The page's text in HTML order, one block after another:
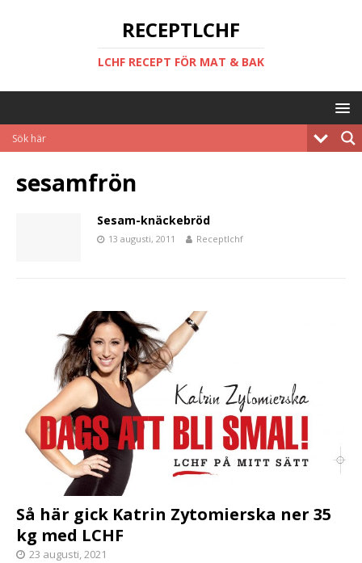
RECEPTLCHF
LCHF RECEPT FÖR MAT & BAK
sesamfrön
Sesam-knäckebröd
13 augusti, 2011 Receptlchf
Så här gick Katrin Zytomierska ner 35
kg med LCHF
23 augusti, 2021